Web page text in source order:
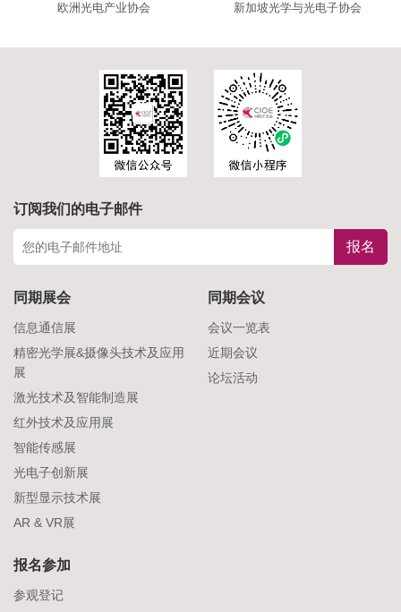
欧洲光电产业协会 新加坡光学与光电子协会
订阅我们的电子邮件
报名
同期展会
信息通信展
精密光学展&摄像头技术及应用
展
激光技术及智能制造展
红外技术及应用展
智能传感展
光电子创新展
新型显示技术展
AR & VR展
同期会议
会议一览表
近期会议
论坛活动
报名参加
参观登记